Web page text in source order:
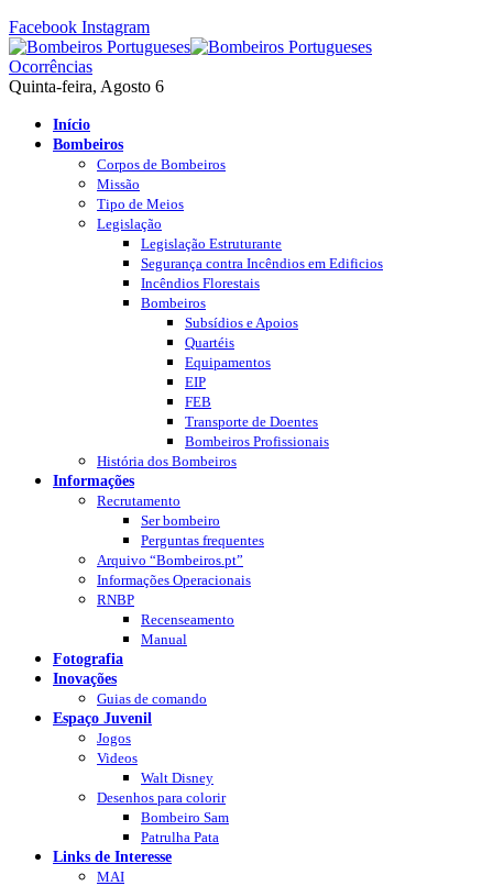
Facebook Instagram
Ocorrências
Quinta-feira, Agosto 6
Início
Bombeiros
Corpos de Bombeiros
Missão
Tipo de Meios
Legislação
Legislação Estruturante
Segurança contra Incêndios em Edificios
Incêndios Florestais
Bombeiros
Subsídios e Apoios
Quartéis
Equipamentos
EIP
FEB
Transporte de Doentes
Bombeiros Profissionais
História dos Bombeiros
Informações
Recrutamento
Ser bombeiro
Perguntas frequentes
Arquivo “Bombeiros.pt”
Informações Operacionais
RNBP
Recenseamento
Manual
Fotografia
Inovações
Guias de comando
Espaço Juvenil
Jogos
Videos
Walt Disney
Desenhos para colorir
Bombeiro Sam
Patrulha Pata
Links de Interesse
MAI